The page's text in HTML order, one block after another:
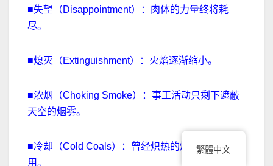
■失望（Disappointment）：肉体的力量终将耗
尽。
■熄灭（Extinguishment）：火焰逐渐缩小。
■浓烟（Choking Smoke）：事工活动只剩下遮蔽
天空的烟雾。
■冷却（Cold Coals）：曾经炽热的煤炭失去作
用。
繁體中文